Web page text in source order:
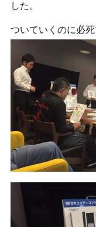
した。
ついていくのに必